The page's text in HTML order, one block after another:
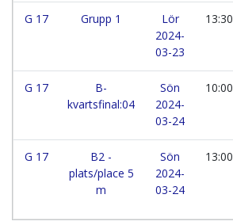
G 17 Grupp 1
Lör
2024-
03-23
13:30
G 17
B-
kvartsfinal:04
Sön
2024-
03-24
10:00
G 17
B2 -
plats/place 5
m
Sön
2024-
03-24
13:00